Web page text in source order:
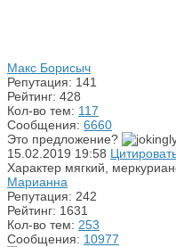
Макс Борисыч
Репутация: 141
Рейтинг: 428
Кол-во тем: 117
Сообщения: 6660
Это предложение?
15.02.2019 19:58
Характер мягкий,
Марианна
Репутация: 242
Рейтинг: 1631
Кол-во тем: 253
Сообщения: 10977